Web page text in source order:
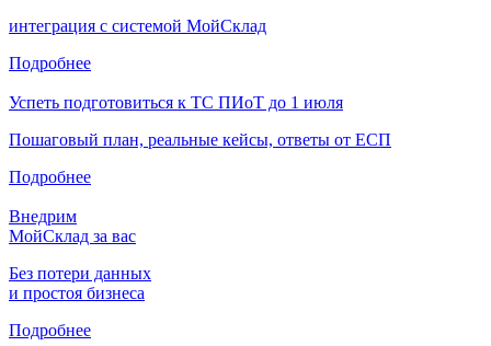
интеграция с системой МойСклад
Подробнее
Успеть подготовиться к ТС ПИоТ до 1 июля
Пошаговый план, реальные кейсы, ответы от ЕСП
Подробнее
Внедрим
МойСклад за вас
Без потери данных
и простоя бизнеса
Подробнее